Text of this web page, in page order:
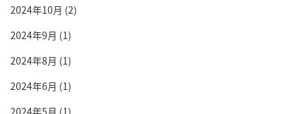
2024年10月 (2)
2024年9月 (1)
2024年8月 (1)
2024年6月 (1)
2024年5月 (1)